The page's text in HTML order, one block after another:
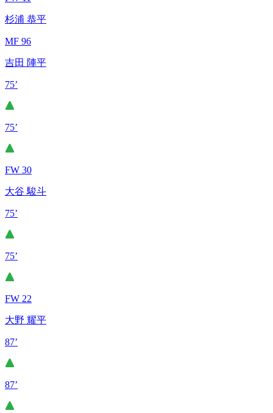
杉浦 恭平
MF 96
吉田 陣平
75’
75’
FW 30
大谷 駿斗
75’
75’
FW 22
大野 耀平
87’
87’